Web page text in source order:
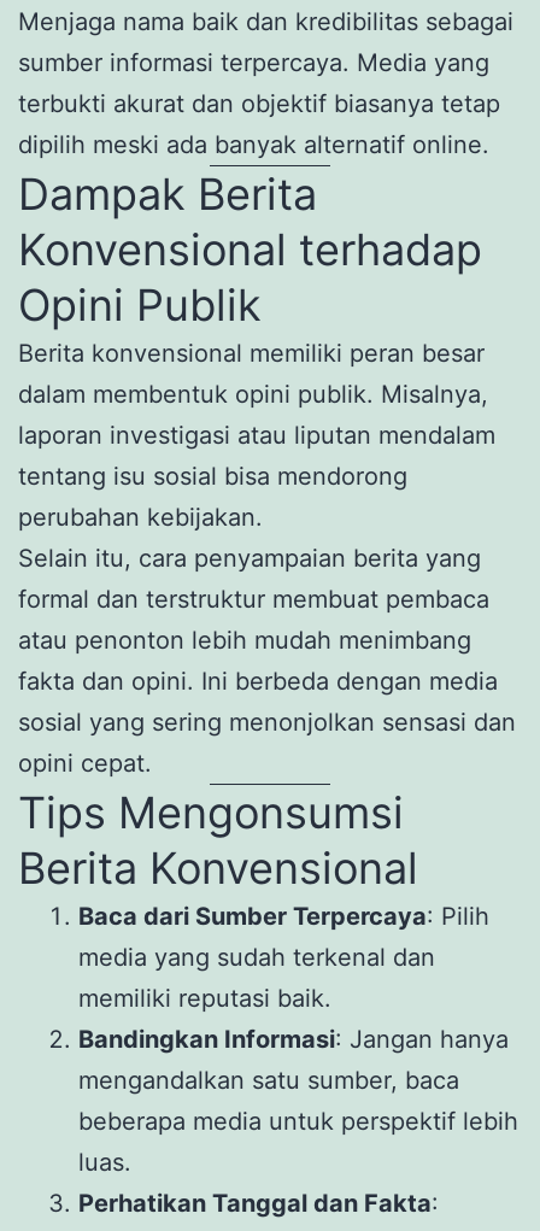
Menjaga nama baik dan kredibilitas sebagai
sumber informasi terpercaya. Media yang
terbukti akurat dan objektif biasanya tetap
dipilih meski ada banyak alternatif online.
Dampak Berita
Konvensional terhadap
Opini Publik
Berita konvensional memiliki peran besar
dalam membentuk opini publik. Misalnya,
laporan investigasi atau liputan mendalam
tentang isu sosial bisa mendorong
perubahan kebijakan.
Selain itu, cara penyampaian berita yang
formal dan terstruktur membuat pembaca
atau penonton lebih mudah menimbang
fakta dan opini. Ini berbeda dengan media
sosial yang sering menonjolkan sensasi dan
opini cepat.
Tips Mengonsumsi
Berita Konvensional
Baca dari Sumber Terpercaya: Pilih
media yang sudah terkenal dan
memiliki reputasi baik.
Bandingkan Informasi: Jangan hanya
mengandalkan satu sumber, baca
beberapa media untuk perspektif lebih
luas.
Perhatikan Tanggal dan Fakta: